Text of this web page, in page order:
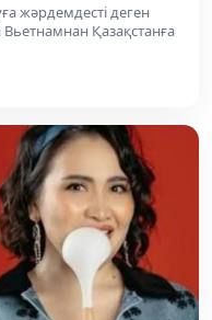
жәрдемдесті деген
Вьетнамнан Қазақстанға